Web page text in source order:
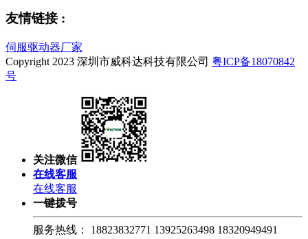
友情链接 :
伺服驱动器厂家
Copyright 2023 深圳市威科达科技有限公司 粤ICP备18070842
号
关注微信
在线客服
在线客服
一键拨号
服务热线：
18823832771 13925263498 18320949491